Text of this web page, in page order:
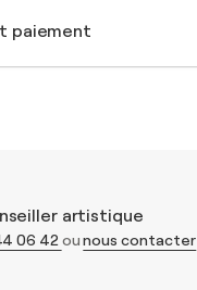
paiement
artistique
06 42 ounous contacter